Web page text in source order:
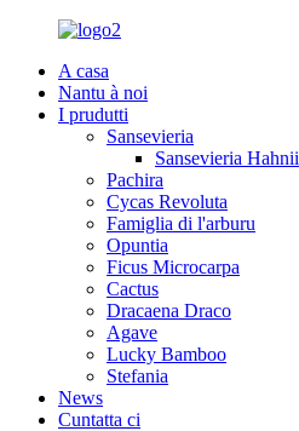
A casa
Nantu à noi
I prudutti
Sansevieria
Sansevieria Hahnii
Pachira
Cycas Revoluta
Famiglia di l'arburu
Opuntia
Ficus Microcarpa
Cactus
Dracaena Draco
Agave
Lucky Bamboo
Stefania
News
Cuntatta ci